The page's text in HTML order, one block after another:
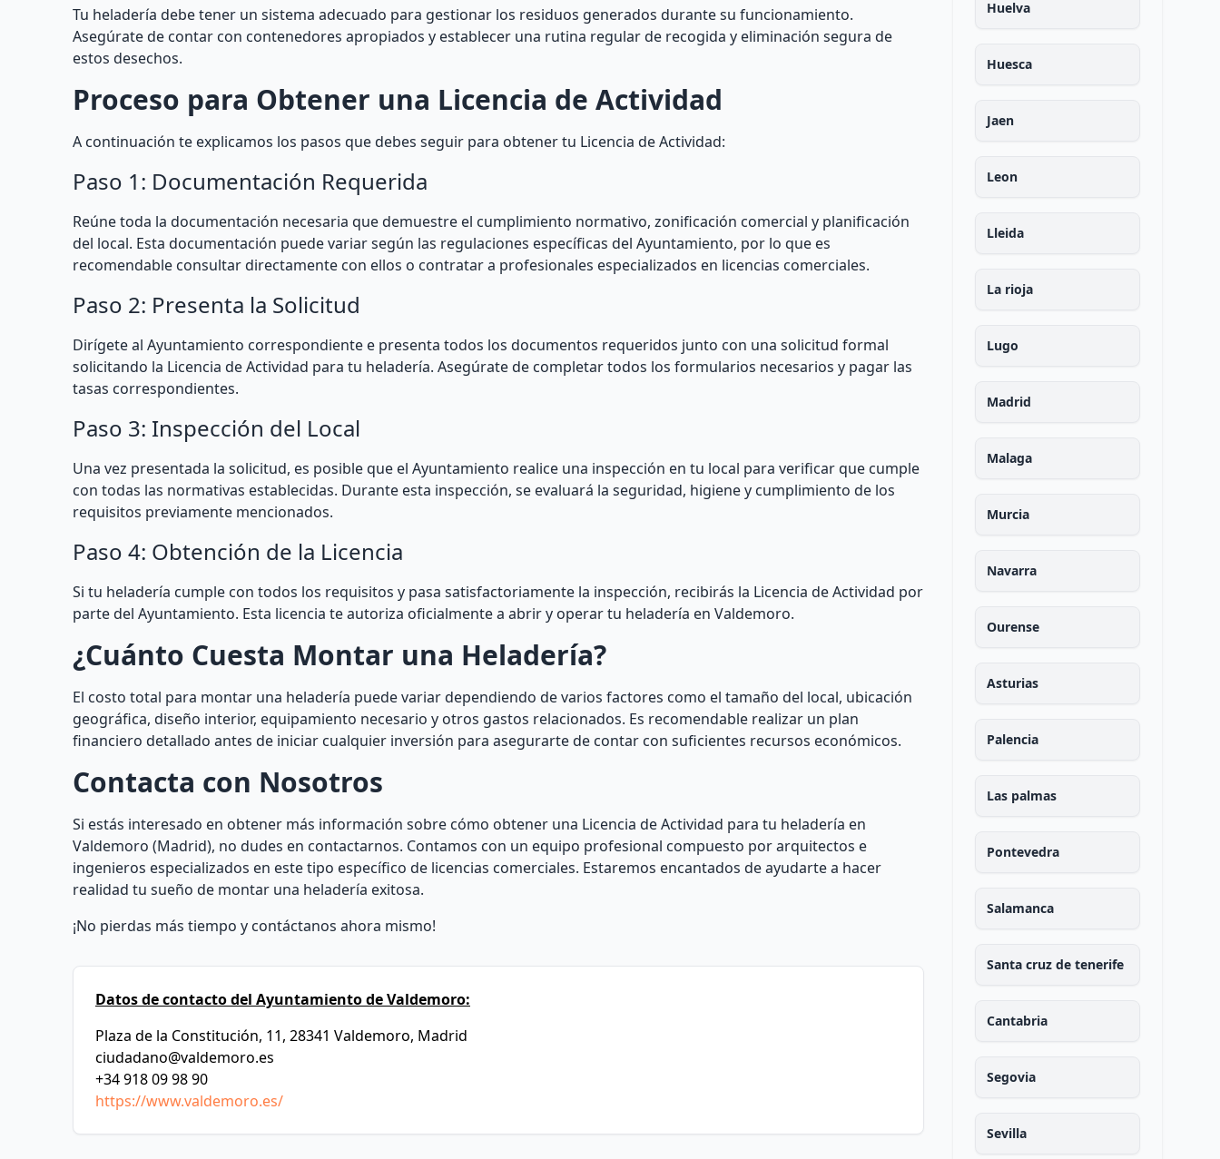
Tu heladería debe tener un sistema adecuado para gestionar los residuos generados durante su funcionamiento.
Asegúrate de contar con contenedores apropiados y establecer una rutina regular de recogida y eliminación segura de
estos desechos.
Proceso para Obtener una Licencia de Actividad
A continuación te explicamos los pasos que debes seguir para obtener tu Licencia de Actividad:
Paso 1: Documentación Requerida
Reúne toda la documentación necesaria que demuestre el cumplimiento normativo, zonificación comercial y planificación
del local. Esta documentación puede variar según las regulaciones específicas del Ayuntamiento, por lo que es
recomendable consultar directamente con ellos o contratar a profesionales especializados en licencias comerciales.
Paso 2: Presenta la Solicitud
Dirígete al Ayuntamiento correspondiente e presenta todos los documentos requeridos junto con una solicitud formal
solicitando la Licencia de Actividad para tu heladería. Asegúrate de completar todos los formularios necesarios y pagar las
tasas correspondientes.
Paso 3: Inspección del Local
Una vez presentada la solicitud, es posible que el Ayuntamiento realice una inspección en tu local para verificar que cumple
con todas las normativas establecidas. Durante esta inspección, se evaluará la seguridad, higiene y cumplimiento de los
requisitos previamente mencionados.
Paso 4: Obtención de la Licencia
Si tu heladería cumple con todos los requisitos y pasa satisfactoriamente la inspección, recibirás la Licencia de Actividad por
parte del Ayuntamiento. Esta licencia te autoriza oficialmente a abrir y operar tu heladería en Valdemoro.
¿Cuánto Cuesta Montar una Heladería?
El costo total para montar una heladería puede variar dependiendo de varios factores como el tamaño del local, ubicación
geográfica, diseño interior, equipamiento necesario y otros gastos relacionados. Es recomendable realizar un plan
financiero detallado antes de iniciar cualquier inversión para asegurarte de contar con suficientes recursos económicos.
Contacta con Nosotros
Si estás interesado en obtener más información sobre cómo obtener una Licencia de Actividad para tu heladería en
Valdemoro (Madrid), no dudes en contactarnos. Contamos con un equipo profesional compuesto por arquitectos e
ingenieros especializados en este tipo específico de licencias comerciales. Estaremos encantados de ayudarte a hacer
realidad tu sueño de montar una heladería exitosa.
¡No pierdas más tiempo y contáctanos ahora mismo!
Datos de contacto del Ayuntamiento de Valdemoro:
Plaza de la Constitución, 11, 28341 Valdemoro, Madrid
ciudadano@valdemoro.es
+34 918 09 98 90
https://www.valdemoro.es/
Huelva
Huesca
Jaen
Leon
Lleida
La rioja
Lugo
Madrid
Malaga
Murcia
Navarra
Ourense
Asturias
Palencia
Las palmas
Pontevedra
Salamanca
Santa cruz de tenerife
Cantabria
Segovia
Sevilla